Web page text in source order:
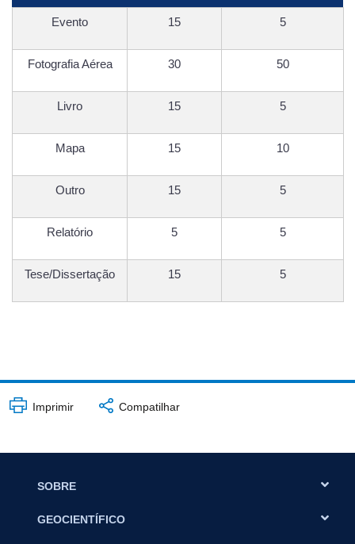
Evento 15 5
Fotografia Aérea 30 50
Livro 15 5
Mapa 15 10
Outro 15 5
Relatório 5 5
Tese/Dissertação 15 5
Imprimir Compatilhar
SOBRE
GEOCIENTÍFICO